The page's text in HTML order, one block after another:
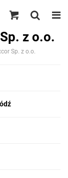
z o.o.
Sp. z o.o.